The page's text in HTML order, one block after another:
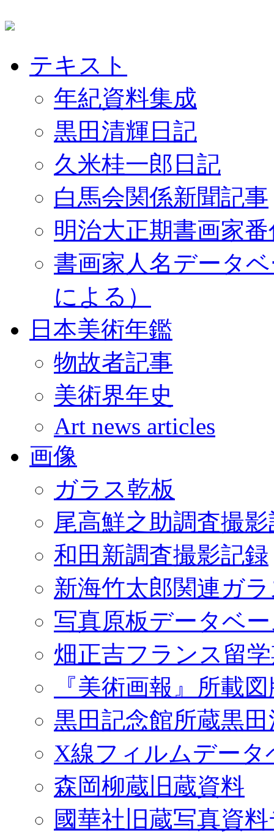
テキスト
年紀資料集成
黒田清輝日記
久米桂一郎日記
白馬会関係新聞記事
明治大正期書画家
書画家人名データ
による）
日本美術年鑑
物故者記事
美術界年史
Art news articles
画像
ガラス乾板
尾高鮮之助調査撮
和田新調査撮影記録
新海竹太郎関連ガ
写真原板データベ
畑正吉フランス留
『美術画報』所載
黒田記念館所蔵黒
X線フィルムデータ
森岡柳蔵旧蔵資料
國華社旧蔵写真資